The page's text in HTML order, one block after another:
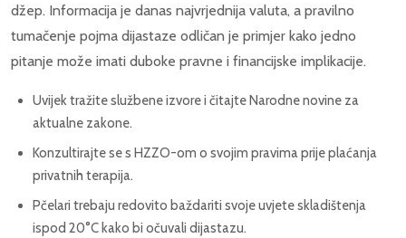
džep. Informacija je danas najvrjednija valuta, a pravilno
tumačenje pojma dijastaze odličan je primjer kako jedno
pitanje može imati duboke pravne i financijske implikacije.
Uvijek tražite službene izvore i čitajte Narodne novine za
aktualne zakone.
Konzultirajte se s HZZO-om o svojim pravima prije plaćanja
privatnih terapija.
Pčelari trebaju redovito baždariti svoje uvjete skladištenja
ispod 20°C kako bi očuvali dijastazu.